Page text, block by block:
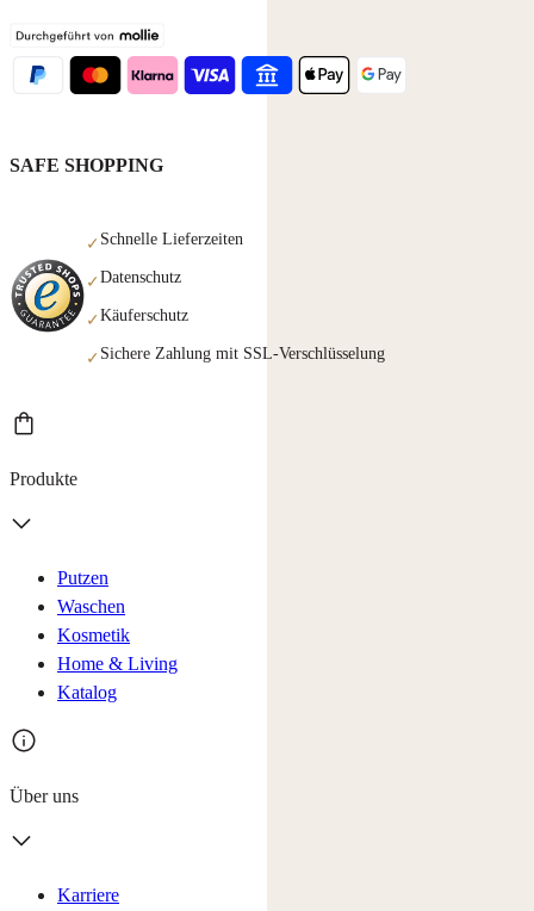
SAFE SHOPPING
✓ Schnelle Lieferzeiten
✓Datenschutz
✓Käuferschutz
✓ Sichere Zahlung mit SSL-Verschlüsselung
Produkte
Putzen
Waschen
Kosmetik
Home & Living
Katalog
Über uns
Karriere